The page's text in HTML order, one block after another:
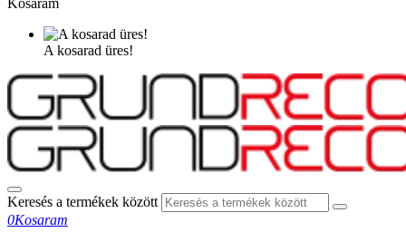
Kosaram
A kosarad üres!
Keresés a termékek között
0Kosaram